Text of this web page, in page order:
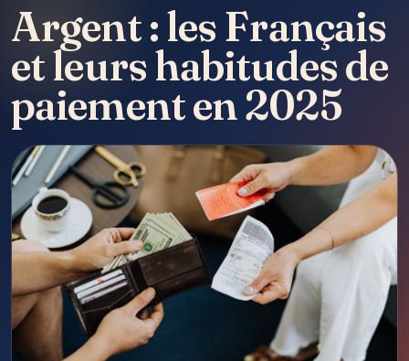
Argent : les Français
et leurs habitudes de
paiement en 2025